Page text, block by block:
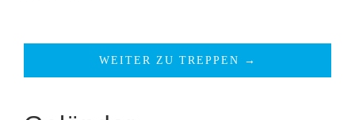
WEITER ZU TREPPEN →